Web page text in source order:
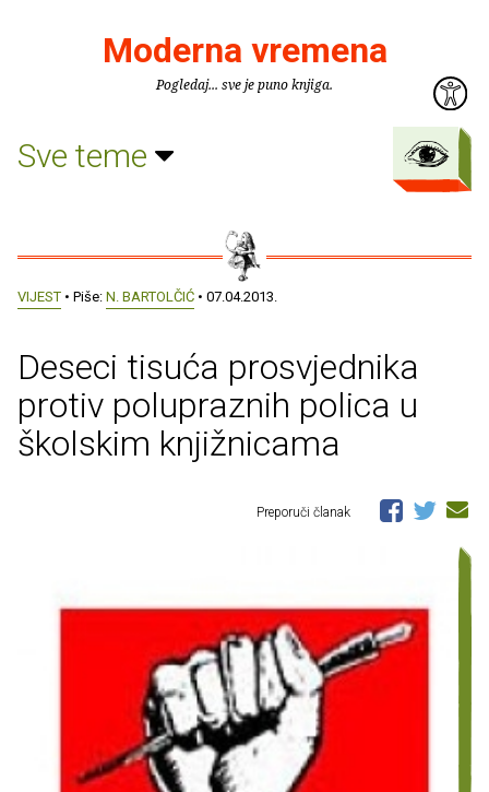
Moderna vremena
Pogledaj... sve je puno knjiga.
Sve teme
VIJEST • Piše: N. BARTOLČIĆ • 07.04.2013.
Deseci tisuća prosvjednika
protiv polupraznih polica u
školskim knjižnicama
Preporuči članak